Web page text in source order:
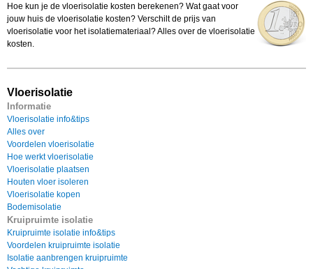
Hoe kun je de vloerisolatie kosten berekenen? Wat gaat voor
jouw huis de vloerisolatie kosten? Verschilt de prijs van
vloerisolatie voor het isolatiemateriaal? Alles over de vloerisolatie
kosten.
Vloerisolatie
Informatie
Vloerisolatie info&tips
Alles over
Voordelen vloerisolatie
Hoe werkt vloerisolatie
Vloerisolatie plaatsen
Houten vloer isoleren
Vloerisolatie kopen
Bodemisolatie
Kruipruimte isolatie
Kruipruimte isolatie info&tips
Voordelen kruipruimte isolatie
Isolatie aanbrengen kruipruimte